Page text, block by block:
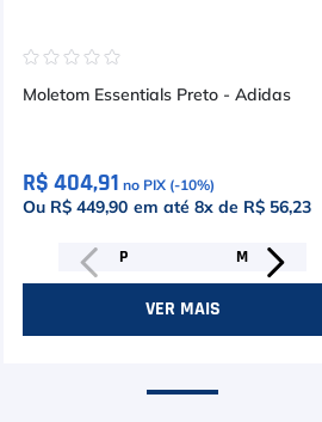
☆☆☆☆☆
Moletom Essentials Preto - Adidas
R$ 404,91 no PIX (-10%)
Ou R$ 449,90 em até 8x de R$ 56,23
P M
VER MAIS